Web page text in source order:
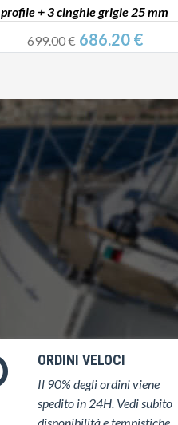
profile + 3 cinghie grigie 25 mm
699.00 €686.20 €
ORDINI VELOCI
Il 90% degli ordini viene
spedito in 24H. Vedi subito